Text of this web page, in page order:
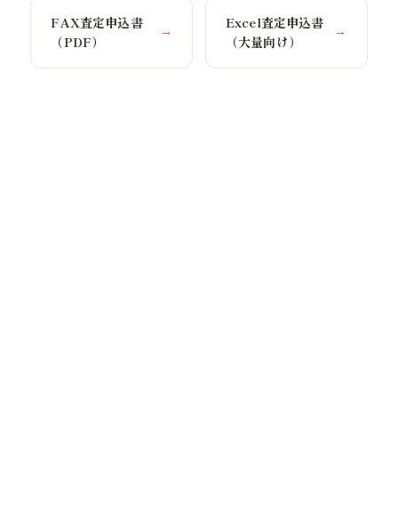
FAX査定申込書
（PDF）
→
Excel査定申込書
（大量向け）
→